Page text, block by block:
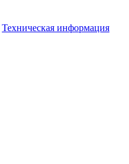
Техническая информация